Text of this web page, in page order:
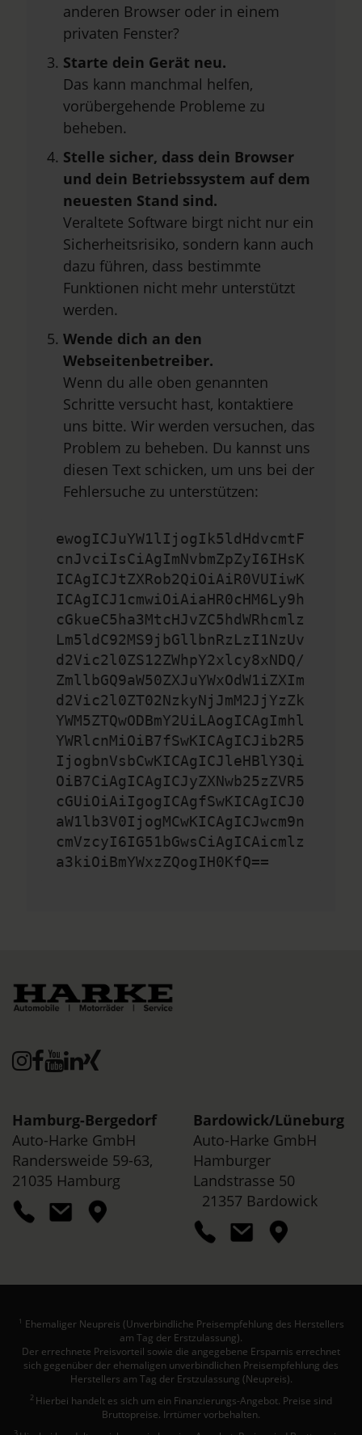
anderen Browser oder in einem
privaten Fenster?
Starte dein Gerät neu.
Das kann manchmal helfen,
vorübergehende Probleme zu
beheben.
Stelle sicher, dass dein Browser
und dein Betriebssystem auf dem
neuesten Stand sind.
Veraltete Software birgt nicht nur ein
Sicherheitsrisiko, sondern kann auch
dazu führen, dass bestimmte
Funktionen nicht mehr unterstützt
werden.
Wende dich an den
Webseitenbetreiber.
Wenn du alle oben genannten
Schritte versucht hast, kontaktiere
uns bitte. Wir werden versuchen, das
Problem zu beheben. Du kannst uns
diesen Text schicken, um uns bei der
Fehlersuche zu unterstützen:
ewogICJuYW1lIjogIk5ldHdvcmtF
cnJvciIsCiAgImNvbmZpZyI6IHsK
ICAgICJtZXRob2QiOiAiR0VUIiwK
ICAgICJ1cmwiOiAiaHR0cHM6Ly9h
cGkueC5ha3MtcHJvZC5hdWRhcmlz
Lm5ldC92MS9jbGllbnRzLzI1NzUv
d2Vic2l0ZS12ZWhpY2xlcy8xNDQ/
ZmllbGQ9aW50ZXJuYWxOdW1iZXIm
d2Vic2l0ZT02NzkyNjJmM2JjYzZk
YWM5ZTQwODBmY2UiLAogICAgImhl
YWRlcnMiOiB7fSwKICAgICJib2R5
IjogbnVsbCwKICAgICJleHBlY3Qi
OiB7CiAgICAgICJyZXNwb25zZVR5
cGUiOiAiIgogICAgfSwKICAgICJ0
aW1lb3V0IjogMCwKICAgICJwcm9n
cmVzcyI6IG51bGwsCiAgICAicmlz
a3kiOiBmYWxzZQogIH0KfQ==
Hamburg-Bergedorf
Auto-Harke GmbH
Randersweide 59-63,
21035 Hamburg
Bardowick/Lüneburg
Auto-Harke GmbH
Hamburger
Landstrasse 50
21357 Bardowick
1 Ehemaliger Neupreis (Unverbindliche Preisempfehlung des Herstellers
am Tag der Erstzulassung).
Der errechnete Preisvorteil sowie die angegebene Ersparnis errechnet
sich gegenüber der ehemaligen unverbindlichen Preisempfehlung des
Herstellers am Tag der Erstzulassung (Neupreis).
2 Hierbei handelt es sich um ein Finanzierungs-Angebot. Preise sind
Bruttopreise. Irrtümer vorbehalten.